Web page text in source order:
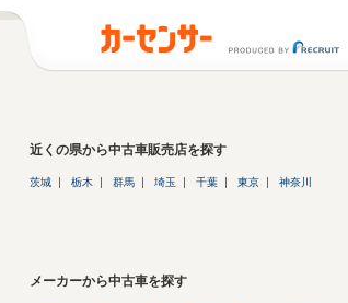
近くの県から中古車販売店を探す
茨城 栃木 群馬 埼玉 千葉 東京 神奈川
メーカーから中古車を探す